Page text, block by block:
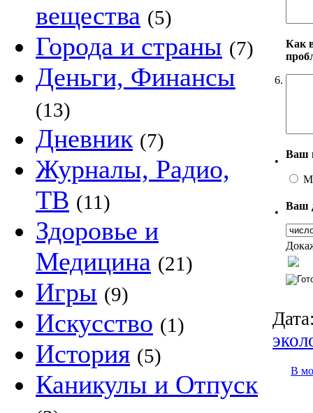
вещества (5)
Города и страны (7)
Деньги, Финансы
(13)
Дневник (7)
Журналы, Радио,
ТВ (11)
Здоровье и
Медицина (21)
Игры (9)
Искусство (1)
История (5)
Каникулы и Отпуск
6.
Как
•
Ваш
•
Ваш
В